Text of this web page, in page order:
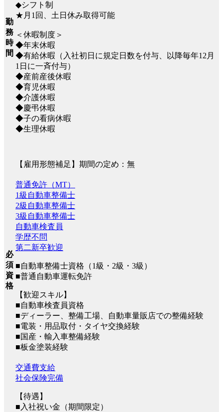
勤
務
時
間
◆シフト制
★月1回、土日休み取得可能
＜休暇制度＞
◆年末休暇
◆有給休暇（入社初日に規定日数を付与、以降毎年12月
1日に一斉付与）
◆産前産後休暇
◆育児休暇
◆介護休暇
◆慶弔休暇
◆子の看病休暇
◆生理休暇
【雇用形態補足】期間の定め：無
必
須
資
格
普通免許（MT）
1級自動車整備士
2級自動車整備士
3級自動車整備士
自動車検査員
学歴不問
第二新卒歓迎
■自動車整備士資格（1級・2級・3級）
■普通自動車運転免許
【歓迎スキル】
■自動車検査員資格
■ディーラー、整備工場、自動車量販店での整備経験
■電装・用品取付・タイヤ交換経験
■国産・輸入車整備経験
■板金塗装経験
交通費支給
社会保険完備
【待遇】
■入社祝い金（期間限定）